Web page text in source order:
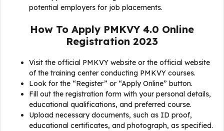
potential employers for job placements.
How To Apply PMKVY 4.0 Online
Registration 2023
Visit the official PMKVY website or the official website
of the training center conducting PMKVY courses.
Look for the “Register” or “Apply Online” button.
Fill out the registration form with your personal details,
educational qualifications, and preferred course.
Upload necessary documents, such as ID proof,
educational certificates, and photograph, as specified.